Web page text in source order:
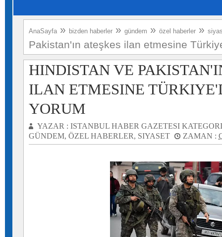
AnaSayfa » bizden haberler » gündem » özel haberler »
Pakistan'ın ateşkes ilan etmesine
HINDISTAN VE
ILAN ETMESINE
YORUM
YAZAR : ISTANBUL HABER GAZETESI
GÜNDEM, ÖZEL HABERLER, SIYASET ZAMAN :